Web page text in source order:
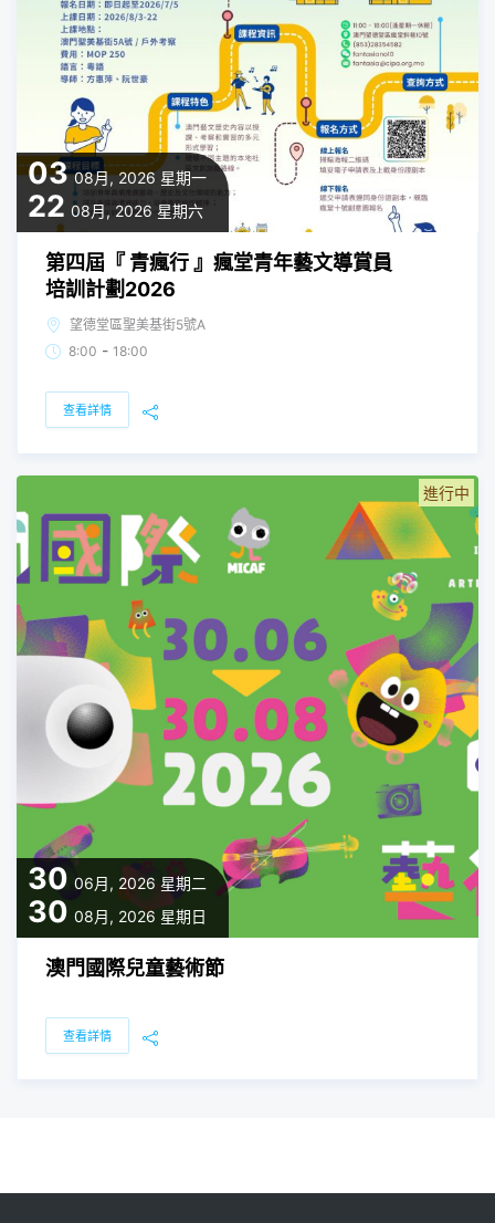
03 08月, 2026 星期一
22 08月, 2026 星期六
第四屆『 青瘋行 』瘋堂青年藝文導賞員
培訓計劃2026
望德堂區聖美基街5號A
8:00 - 18:00
查看詳情
30 06月, 2026 星期二
30 08月, 2026 星期日
進行中
澳門國際兒童藝術節
查看詳情